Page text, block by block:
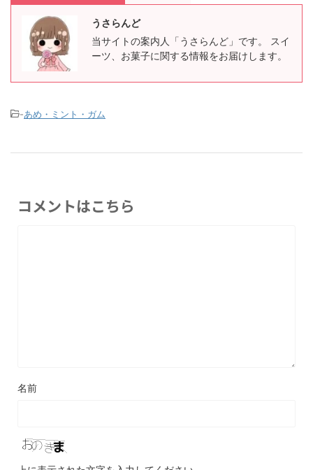
うさらんど
当サイトの案内人「うさらんど」です。 スイ
ーツ、お菓子に関する情報をお届けします。
-あめ・ミント・ガム
コメントはこちら
名前